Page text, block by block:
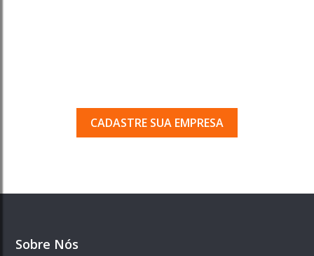
CADASTRE SUA EMPRESA
Sobre Nós